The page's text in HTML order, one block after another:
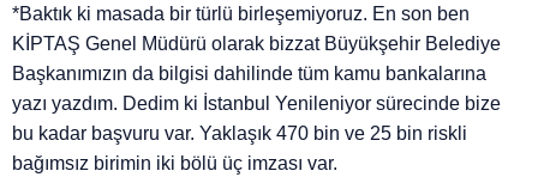
*Baktık ki masada bir türlü birleşemiyoruz. En son ben
KİPTAŞ Genel Müdürü olarak bizzat Büyükşehir Belediye
Başkanımızın da bilgisi dahilinde tüm kamu bankalarına
yazı yazdım. Dedim ki İstanbul Yenileniyor sürecinde bize
bu kadar başvuru var. Yaklaşık 470 bin ve 25 bin riskli
bağımsız birimin iki bölü üç imzası var.